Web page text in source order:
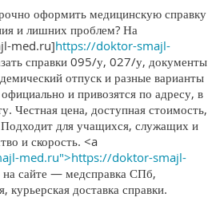
оформить медицинскую справку
и лишних проблем? На
med.ru]https://doktor-smajl-
справки 095/у, 027/у, документы
отпуск и разные варианты
и привозятся по адресу, в
Честная цена, доступная стоимость,
для учащихся, служащих и
и скорость. <a
med.ru">https://doktor-smajl-
сайте — медсправка СПб,
курьерская доставка справки.